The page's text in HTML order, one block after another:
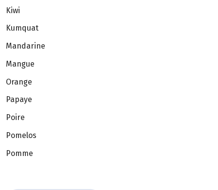
Kiwi
Kumquat
Mandarine
Mangue
Orange
Papaye
Poire
Pomelos
Pomme